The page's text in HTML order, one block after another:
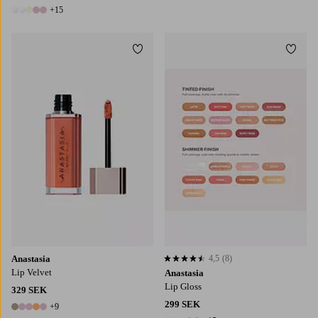
20 färger
+15
Anastasia
Lip Velvet
329 SEK
14 färger
+9
Lägg till i favoriter
Anastasia
Lip Gloss
299 SEK
4,5 baserat på 8 st betyg
4,5 (8)